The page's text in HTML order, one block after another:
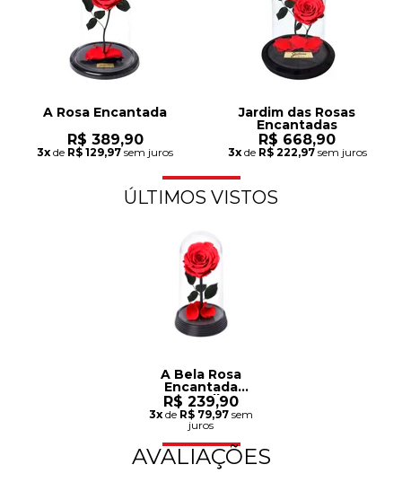
A Rosa Encantada
R$ 389,90
3x de R$ 129,97sem juros
Jardim das Rosas
Encantadas
R$ 668,90
3xde R$ 222,97sem juros
ÚLTIMOS VISTOS
A Bela Rosa
Encantada
Vermelha
R$ 239,90
3xde R$ 79,97sem
juros
AVALIAÇÕES